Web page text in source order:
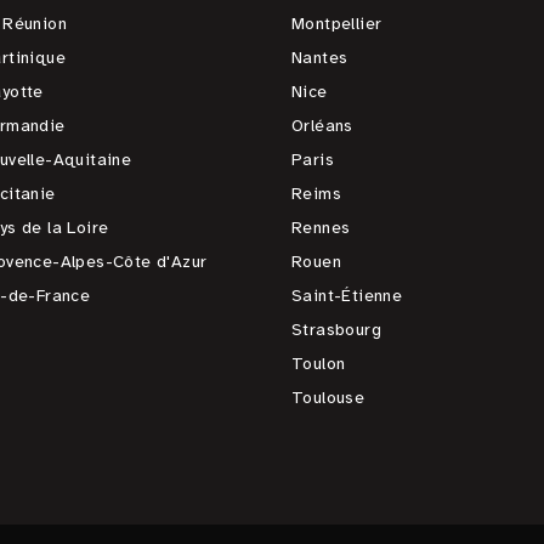
Aquitaine
de la Loire
Alpes-Côte d'Azur
de-France
Montpellier
Nantes
Nice
Orléans
Paris
Reims
Rennes
Rouen
Saint-Étienne
Strasbourg
Toulon
Toulouse